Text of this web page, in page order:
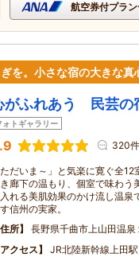
航空券付プラ
を。小さな宿の大きな真
がふれあう 民芸の
ォトギャラリー
320件
ただいま～」と気楽に寛ぐ全
廊下の温もり、個室で味わう
れる美肌効果のかけ流し温泉
信州の実家。
住所
長野県千曲市上山田温泉
アクセス
JR北陸新幹線上田